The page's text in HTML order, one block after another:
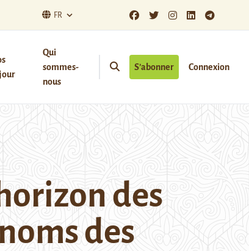
FR
Qui
sommes-
nous
S’abonner Connexion
des
des